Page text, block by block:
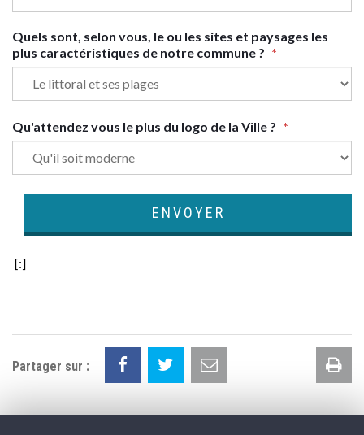
Quels sont, selon vous, le ou les sites et paysages les
plus caractéristiques de notre commune ? *
Qu'attendez vous le plus du logo de la Ville ? *
[:]
Partager sur :
la